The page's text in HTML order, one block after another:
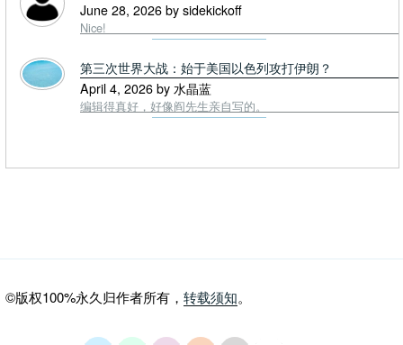
June 28, 2026 by sidekickoff
Nice!
第三次世界大战：始于美国以色列攻打伊朗？
April 4, 2026 by 水晶蓝
编辑得真好，好像阎先生亲自写的。
©版权100%永久归作者所有， 转载须知。